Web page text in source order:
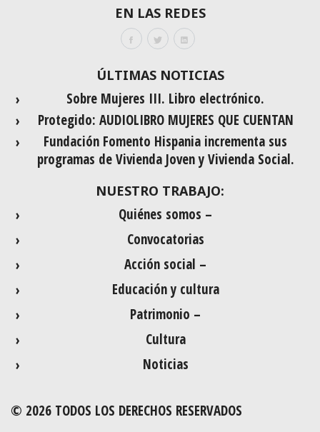
EN LAS REDES
ÚLTIMAS NOTICIAS
Sobre Mujeres III. Libro electrónico.
Protegido: AUDIOLIBRO MUJERES QUE CUENTAN
Fundación Fomento Hispania incrementa sus
programas de Vivienda Joven y Vivienda Social.
NUESTRO TRABAJO:
Quiénes somos –
Convocatorias
Acción social –
Educación y cultura
Patrimonio –
Cultura
Noticias
© 2026 TODOS LOS DERECHOS RESERVADOS